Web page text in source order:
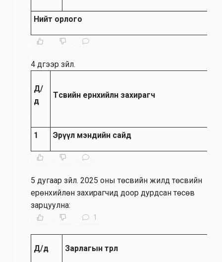
Нийт орлого
4 дүгээр зүйл.
Д/
д
Төсвийн ерөнхийлөн захирагч
1 Эрүүл мэндийн сайд
5 дугаар зүйл. 2025 оны төсвийн жилд төсвийн
ерөнхийлөн захирагчид доор дурдсан төсөв
зарцуулна:
1
Д/д Зарлагын төрөл